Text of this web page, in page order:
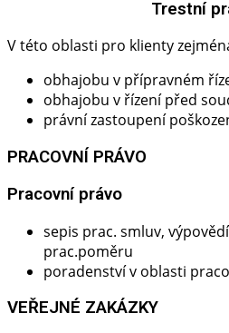
Trestní
V této oblasti pro klienty
obhajobu v přípravném
obhajobu v řízení před
právní zastoupení
PRACOVNÍ PRÁVO
Pracovní právo​
sepis prac. smluv,
prac.poměru
poradenství v oblasti
VEŘEJNÉ ZAKÁZKY